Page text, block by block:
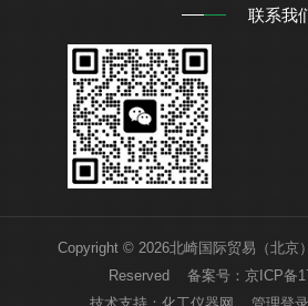
联系我
Copyright © 2026北崎国际贸易（北京
Reserved 备案号：京ICP备